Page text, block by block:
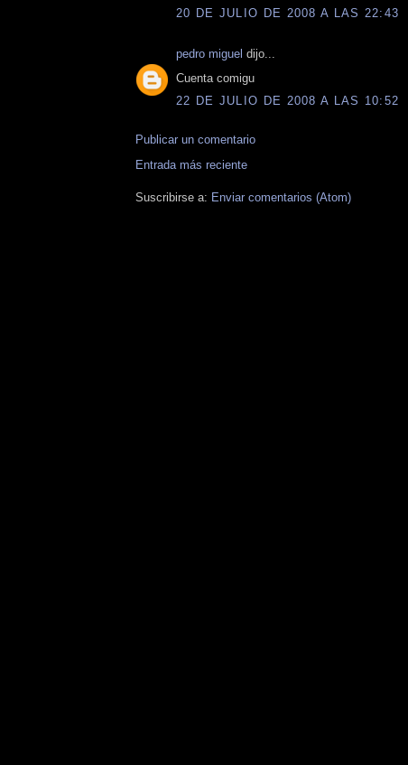
20 DE JULIO DE 2008 A LAS 22:43
pedro miguel dijo...
Cuenta comigu
22 DE JULIO DE 2008 A LAS 10:52
Publicar un comentario
Entrada más reciente
Suscribirse a: Enviar comentarios (Atom)